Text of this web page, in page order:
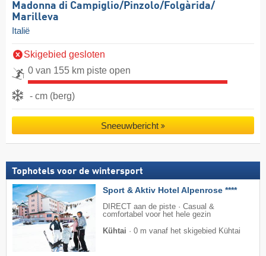
Madonna di Campiglio/​Pinzolo/​Folgàrida/​
Marilleva
Italië
Skigebied gesloten
0 van 155 km piste open
- cm (berg)
Sneeuwbericht
Tophotels voor de wintersport
Sport & Aktiv Hotel Alpenrose ****
DIRECT aan de piste · Casual &
comfortabel voor het hele gezin
Kühtai · 0 m vanaf het skigebied Kühtai